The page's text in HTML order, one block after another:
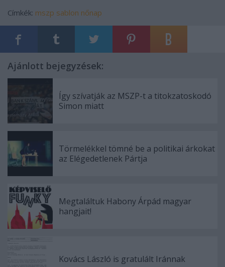
Címkék: mszp sablon nőnap
Ajánlott bejegyzések:
Így szívatják az MSZP-t a titokzatoskodó
Simon miatt
Törmelékkel tömné be a politikai árkokat
az Elégedetlenek Pártja
Megtaláltuk Habony Árpád magyar
hangjait!
Kovács László is gratulált Iránnak